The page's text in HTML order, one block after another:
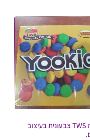
אוזניות TWS צבעונית בעיצוב